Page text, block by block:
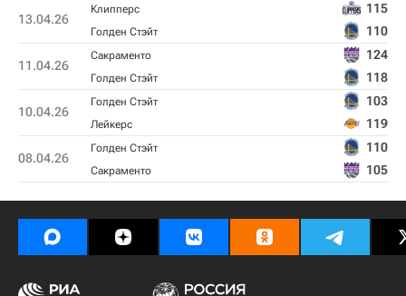
13.04.26
Клипперс 115
Голден Стэйт 110
11.04.26
Сакраменто 124
Голден Стэйт 118
10.04.26
Голден Стэйт 103
Лейкерс 119
08.04.26
Голден Стэйт 110
Сакраменто 105